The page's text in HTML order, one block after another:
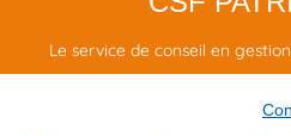
Le service de conseil en